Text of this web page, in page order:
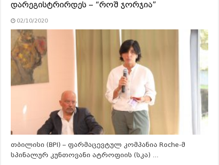
დარეგისტრირდეს – “როშ ჯორჯია”
02/10/2020
თბილისი (BPI) – ფარმაცევტულ კომპანია Roche-მ
სპინალურ კუნთოვანი ატროფიის (სკა) …